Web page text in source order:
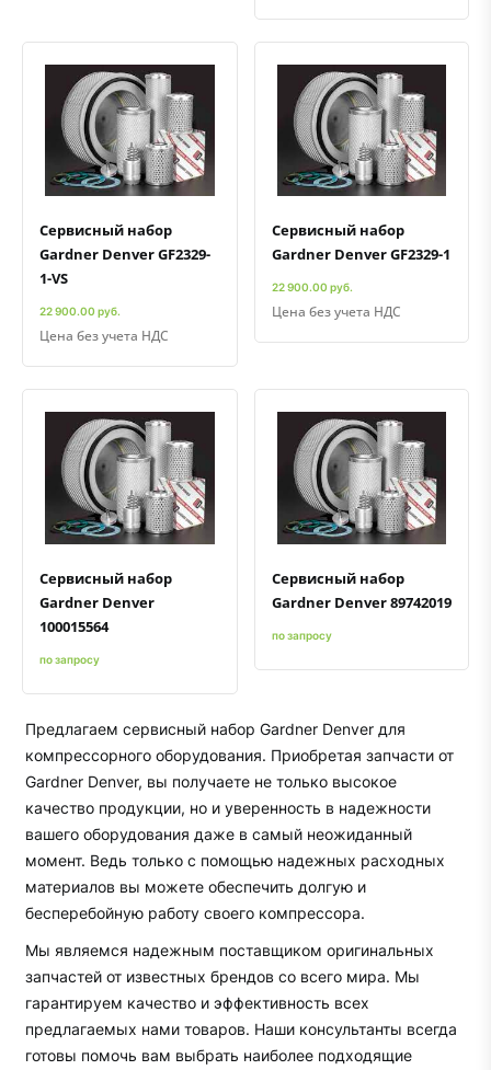
Быстрый просмотрДобавить к сравнению
Добавить в избранное
Сервисный набор
Gardner Denver GF2329-
1-VS
22 900.00 руб.
Цена без учета НДС
Быстрый просмотрДобавить к сравнению
Добавить в избранное
Сервисный набор
Gardner Denver GF2329-1
22 900.00 руб.
Цена без учета НДС
Быстрый просмотрДобавить к сравнению
Добавить в избранное
Сервисный набор
Gardner Denver
100015564
по запросу
Быстрый просмотрДобавить к сравнению
Добавить в избранное
Сервисный набор
Gardner Denver 89742019
по запросу
Предлагаем сервисный набор Gardner Denver для
компрессорного оборудования. Приобретая запчасти от
Gardner Denver, вы получаете не только высокое
качество продукции, но и уверенность в надежности
вашего оборудования даже в самый неожиданный
момент. Ведь только с помощью надежных расходных
материалов вы можете обеспечить долгую и
бесперебойную работу своего компрессора.
Мы являемся надежным поставщиком оригинальных
запчастей от известных брендов со всего мира. Мы
гарантируем качество и эффективность всех
предлагаемых нами товаров. Наши консультанты всегда
готовы помочь вам выбрать наиболее подходящие